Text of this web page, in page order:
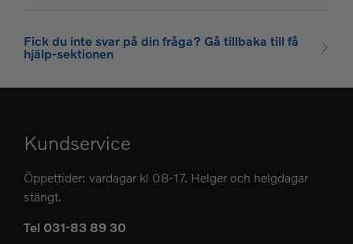
Fick du inte svar på din fråga? Gå tillbaka till få
hjälp-sektionen
Kundservice
Öppettider: vardagar kl 08-17. Helger och helgdagar
stängt.
Tel 031-83 89 30